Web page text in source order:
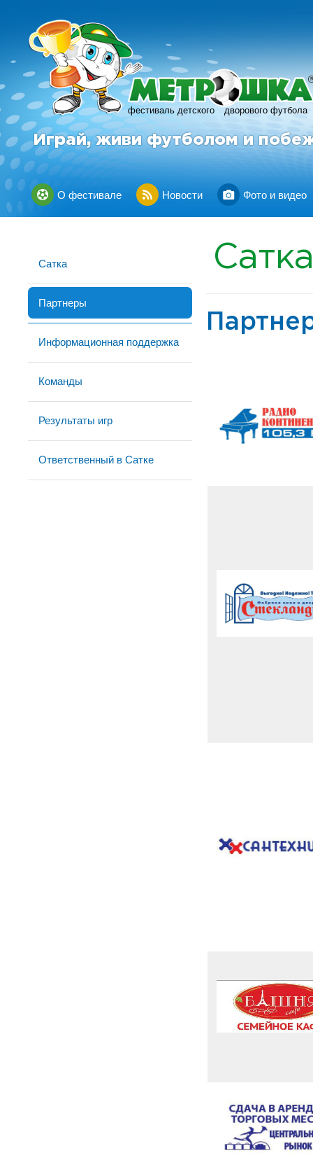
фестиваль детского дворового футбола
R
Играй, живи футболом и
О фестивале Новости Фото и видео
Сатка
Партнеры
Информационная поддержка
Команды
Результаты игр
Ответственный в Сатке